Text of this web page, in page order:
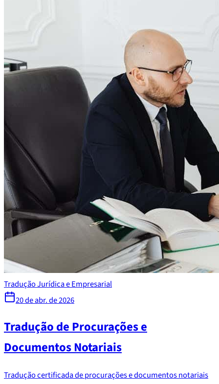
Tradução Jurídica e Empresarial
20 de abr. de 2026
Tradução de Procurações e
Documentos Notariais
Tradução certificada de procurações e documentos notariais